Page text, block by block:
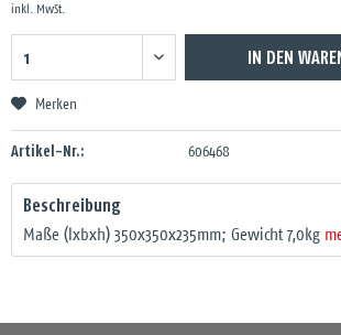
inkl. MwSt.
IN DEN
Merken
Artikel-Nr.: 606468
Beschreibung
Maße (lxbxh) 350x350x235mm; Gewicht 7,0kg